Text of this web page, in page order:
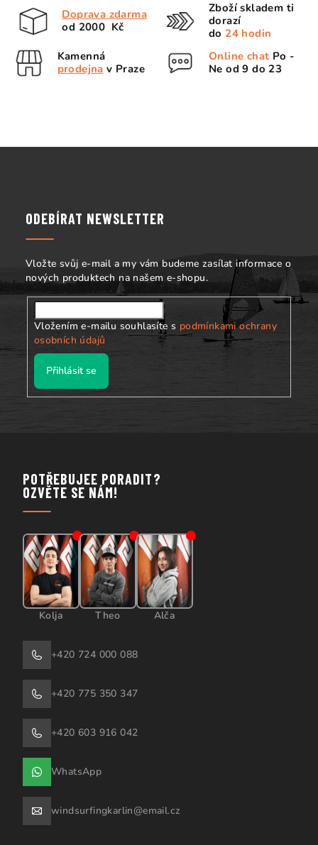
k
p
i
u
Doprava zdarma
od 2000 Kč
Zboží skladem ti
dorazí
do 24 hodin
Kamenná
prodejna v Praze
Online chat Po -
Ne od 9 do 23
ODEBÍRAT NEWSLETTER
Vložte svůj e-mail a my vám budeme zasílat informace o
nových produktech na našem e-shopu.
Vložením e-mailu souhlasíte s podmínkami ochrany
osobních údajů
Přihlásit se
POTŘEBUJEE PORADIT?
OZVĚTE SE NÁM!
Kolja Theo Alča
+420 724 000 088
+420 775 350 347
+420 603 916 042
WhatsApp
windsurfingkarlin@email.cz